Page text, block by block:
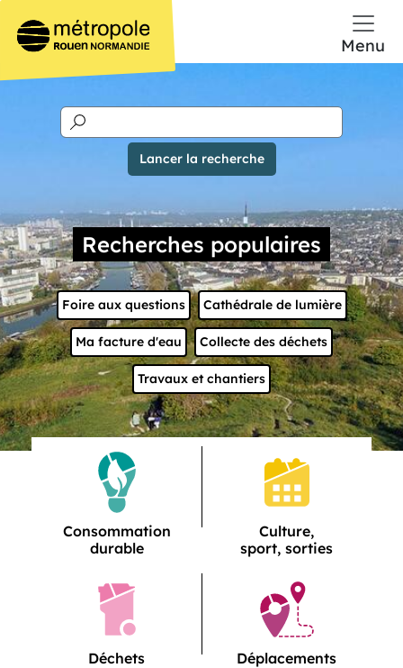
Menu
Recherches populaires
Liens
Foire aux questions
Cathédrale de lumière
Ma facture d'eau Collecte des déchets
Travaux et chantiers
Mes services
Service
Consommation
durable
Service
Culture,
sport, sorties
Service
Déchets Service
Déplacements